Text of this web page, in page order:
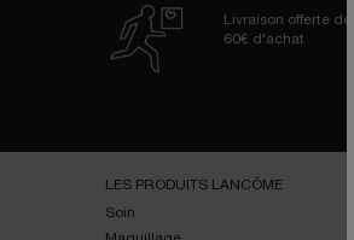
Livraison offerte dès
60€ d'achat
LES PRODUITS LANCÔME
Soin